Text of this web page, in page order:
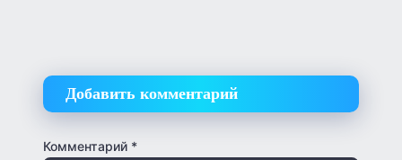
Добавить комментарий
Комментарий *